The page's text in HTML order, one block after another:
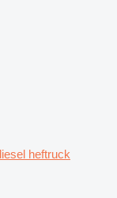
heftruck